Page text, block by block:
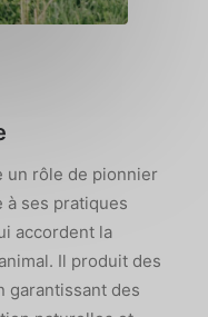
un rôle de pionnier
à ses pratiques
accordent la
Il produit des
garantissant des